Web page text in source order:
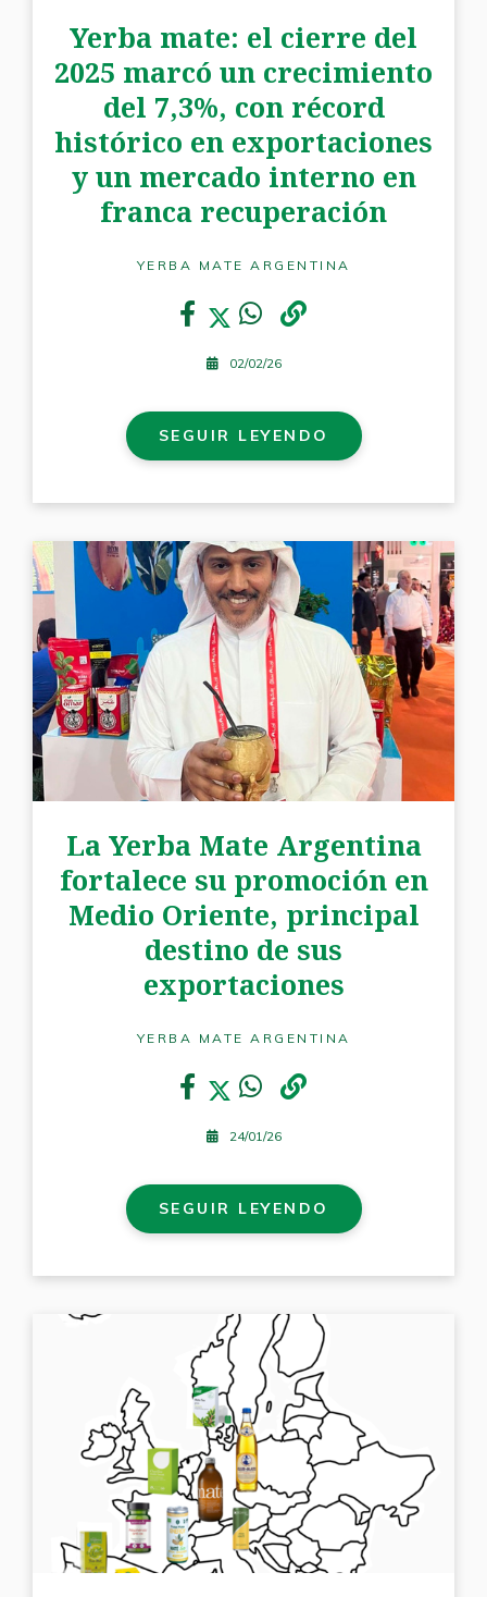
Yerba mate: el cierre del
2025 marcó un crecimiento
del 7,3%, con récord
histórico en exportaciones
y un mercado interno en
franca recuperación
YERBA MATE ARGENTINA
02/02/26
SEGUIR LEYENDO
La Yerba Mate Argentina
fortalece su promoción en
Medio Oriente, principal
destino de sus
exportaciones
YERBA MATE ARGENTINA
24/01/26
SEGUIR LEYENDO